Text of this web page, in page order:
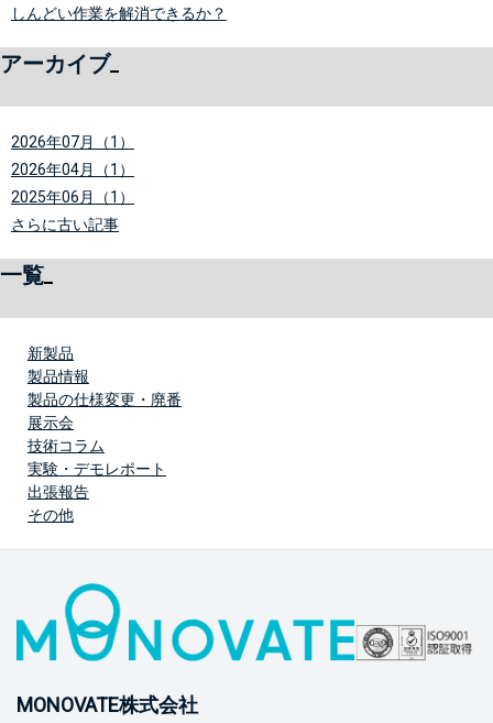
しんどい作業を解消できるか？
アーカイブ
2026年07月（1）
2026年04月（1）
2025年06月（1）
さらに古い記事
一覧
新製品
製品情報
製品の仕様変更・廃番
展示会
技術コラム
実験・デモレポート
出張報告
その他
MONOVATE株式会社